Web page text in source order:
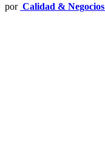
por Calidad & Negocios